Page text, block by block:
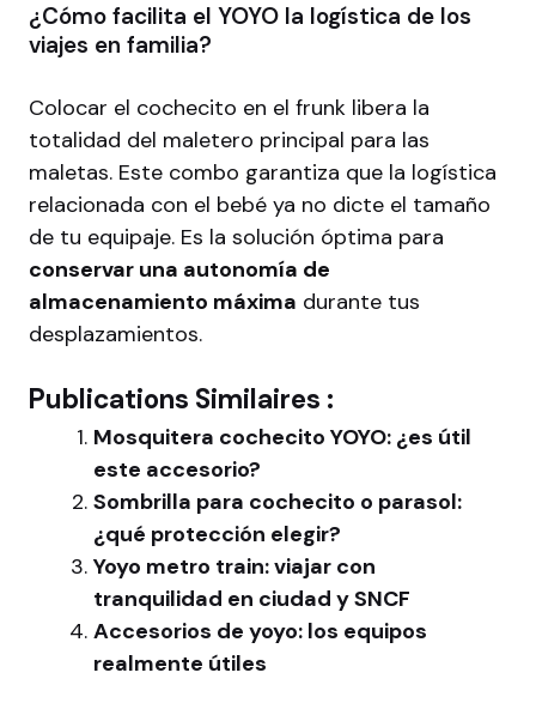
¿Cómo facilita el YOYO la logística de los
viajes en familia?
Colocar el cochecito en el frunk libera la
totalidad del maletero principal para las
maletas. Este combo garantiza que la logística
relacionada con el bebé ya no dicte el tamaño
de tu equipaje. Es la solución óptima para
conservar una autonomía de
almacenamiento máxima durante tus
desplazamientos.
Publications Similaires :
Mosquitera cochecito YOYO: ¿es útil
este accesorio?
Sombrilla para cochecito o parasol:
¿qué protección elegir?
Yoyo metro train: viajar con
tranquilidad en ciudad y SNCF
Accesorios de yoyo: los equipos
realmente útiles